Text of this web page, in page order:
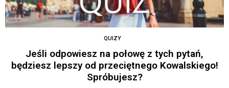
QUIZY
Jeśli odpowiesz na połowę z tych pytań,
będziesz lepszy od przeciętnego Kowalskiego!
Spróbujesz?